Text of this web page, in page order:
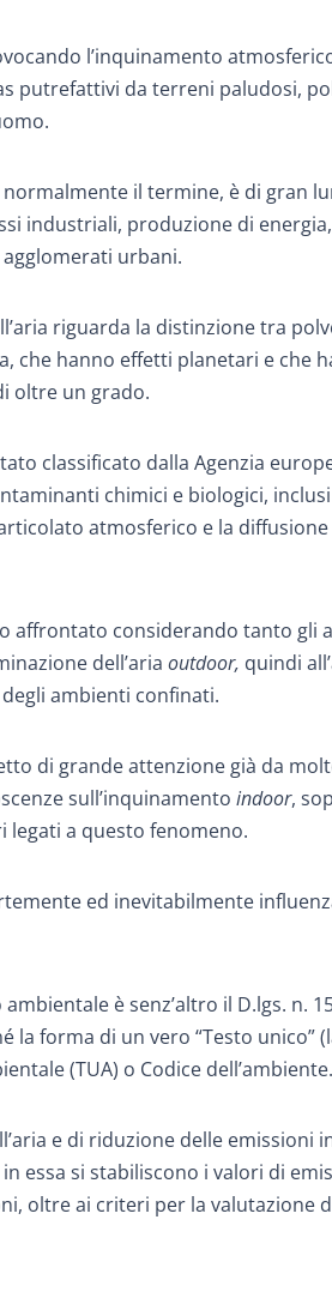
l’inquinamento
putrefattivi da terreni paludosi,
il termine, è di gran
industriali, produzione di
urbani.
riguarda la distinzione tra
che hanno effetti planetari e che
oltre un grado.
classificato dalla Agenzia
chimici e biologici,
atmosferico e la diffusione
affrontato considerando tanto gli
dell’aria outdoor, quindi
ambienti confinati.
di grande attenzione già da
sull’inquinamento indoor,
legati a questo fenomeno.
ed inevitabilmente
è senz’altro il D.lgs. n.
forma di un vero “Testo unico”
(TUA) o Codice dell’ambiente.
e di riduzione delle emissioni
essa si stabiliscono i valori di
oltre ai criteri per la valutazione